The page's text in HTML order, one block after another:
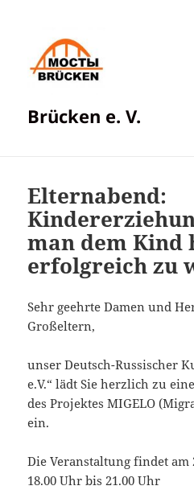
Brücken e. V.
Elternabend:
man dem Kind
erfolgreich zu
Sehr geehrte Damen und
Großeltern,
unser Deutsch-Russischer
e.V.“ lädt Sie herzlich zu
des Projektes MIGELO
ein.
Die Veranstaltung findet am
18.00 Uhr bis 21.00 Uhr